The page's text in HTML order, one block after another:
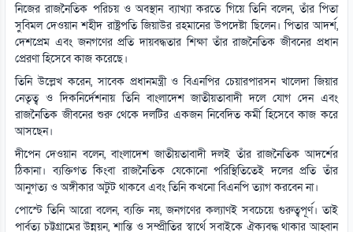
নিজের রাজনৈতিক পরিচয় ও অবস্থান ব্যাখ্যা করতে গিয়ে তিনি বলেন, তাঁর পিতা
সুবিমল দেওয়ান শহীদ রাষ্ট্রপতি জিয়াউর রহমানের উপদেষ্টা ছিলেন। পিতার আদর্শ,
দেশপ্রেম এবং জনগণের প্রতি দায়বদ্ধতার শিক্ষা তাঁর রাজনৈতিক জীবনের প্রধান
প্রেরণা হিসেবে কাজ করেছে।
তিনি উল্লেখ করেন, সাবেক প্রধানমন্ত্রী ও বিএনপির চেয়ারপারসন খালেদা জিয়ার
নেতৃত্ব ও দিকনির্দেশনায় তিনি বাংলাদেশ জাতীয়তাবাদী দলে যোগ দেন এবং
রাজনৈতিক জীবনের শুরু থেকে দলটির একজন নিবেদিত কর্মী হিসেবে কাজ করে
আসছেন।
দীপেন দেওয়ান বলেন, বাংলাদেশ জাতীয়তাবাদী দলই তাঁর রাজনৈতিক আদর্শের
ঠিকানা। ব্যক্তিগত কিংবা রাজনৈতিক যেকোনো পরিস্থিতিতেই দলের প্রতি তাঁর
আনুগত্য ও অঙ্গীকার অটুট থাকবে এবং তিনি কখনো বিএনপি ত্যাগ করবেন না।
পোস্টে তিনি আরো বলেন, ব্যক্তি নয়, জনগণের কল্যাণই সবচেয়ে গুরুত্বপূর্ণ। তাই
পার্বত্য চট্টগ্রামের উন্নয়ন, শান্তি ও সম্প্রীতির স্বার্থে সবাইকে ঐক্যবদ্ধ থাকার আহ্বান